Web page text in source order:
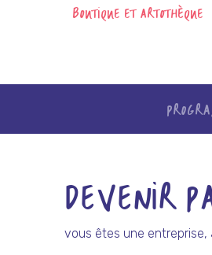
BOUTIQUE ET ARTOTHÈQUE
DEVENIR
vous êtes une entreprise,